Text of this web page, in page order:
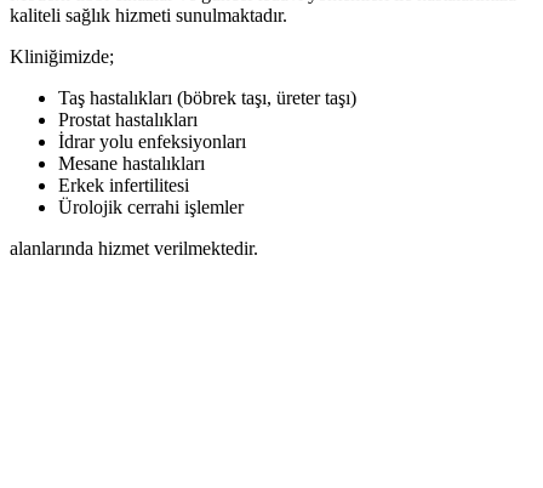
kaliteli sağlık hizmeti sunulmaktadır.
Kliniğimizde;
Taş hastalıkları (böbrek taşı, üreter taşı)
Prostat hastalıkları
İdrar yolu enfeksiyonları
Mesane hastalıkları
Erkek infertilitesi
Ürolojik cerrahi işlemler
alanlarında hizmet verilmektedir.